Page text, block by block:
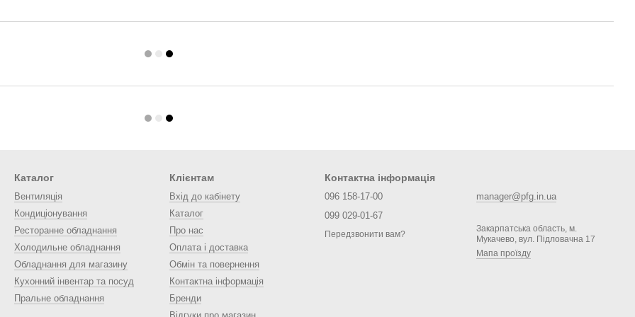
Каталог
Вентиляція
Кондиціонування
Ресторанне обладнання
Холодильне обладнання
Обладнання для магазину
Кухонний інвентар та посуд
Пральне обладнання
Клієнтам
Вхід до кабінету
Каталог
Про нас
Оплата і доставка
Обмін та повернення
Контактна інформація
Бренди
Контактна інформація
096 158-17-00
099 029-01-67
Передзвонити вам?
manager@pfg.in.ua
Закарпатська область, м.
Мукачево, вул. Підловачна 17
Мапа проїзду